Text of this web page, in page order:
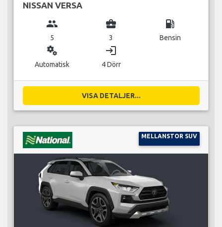
NISSAN VERSA
group
5
business_center
3
local_gas_station
Bensin
miscellaneous_services
Automatisk
login
4 Dörr
VISA DETALJER...
MELLANSTOR SUV